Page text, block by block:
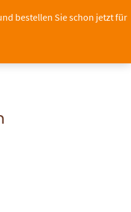
bestellen Sie schon jetzt für
Sie sich bis zum 11.08.2026